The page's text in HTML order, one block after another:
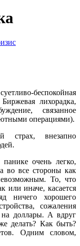
беспокойная
лихорадка,
связанное
операциями).
страх, внезапно
очень легко,
во все стороны как
То, что
или иначе, касается
ничего хорошего
сожаления
доллары. А вдруг
делать? Как быть?
Одним словом,